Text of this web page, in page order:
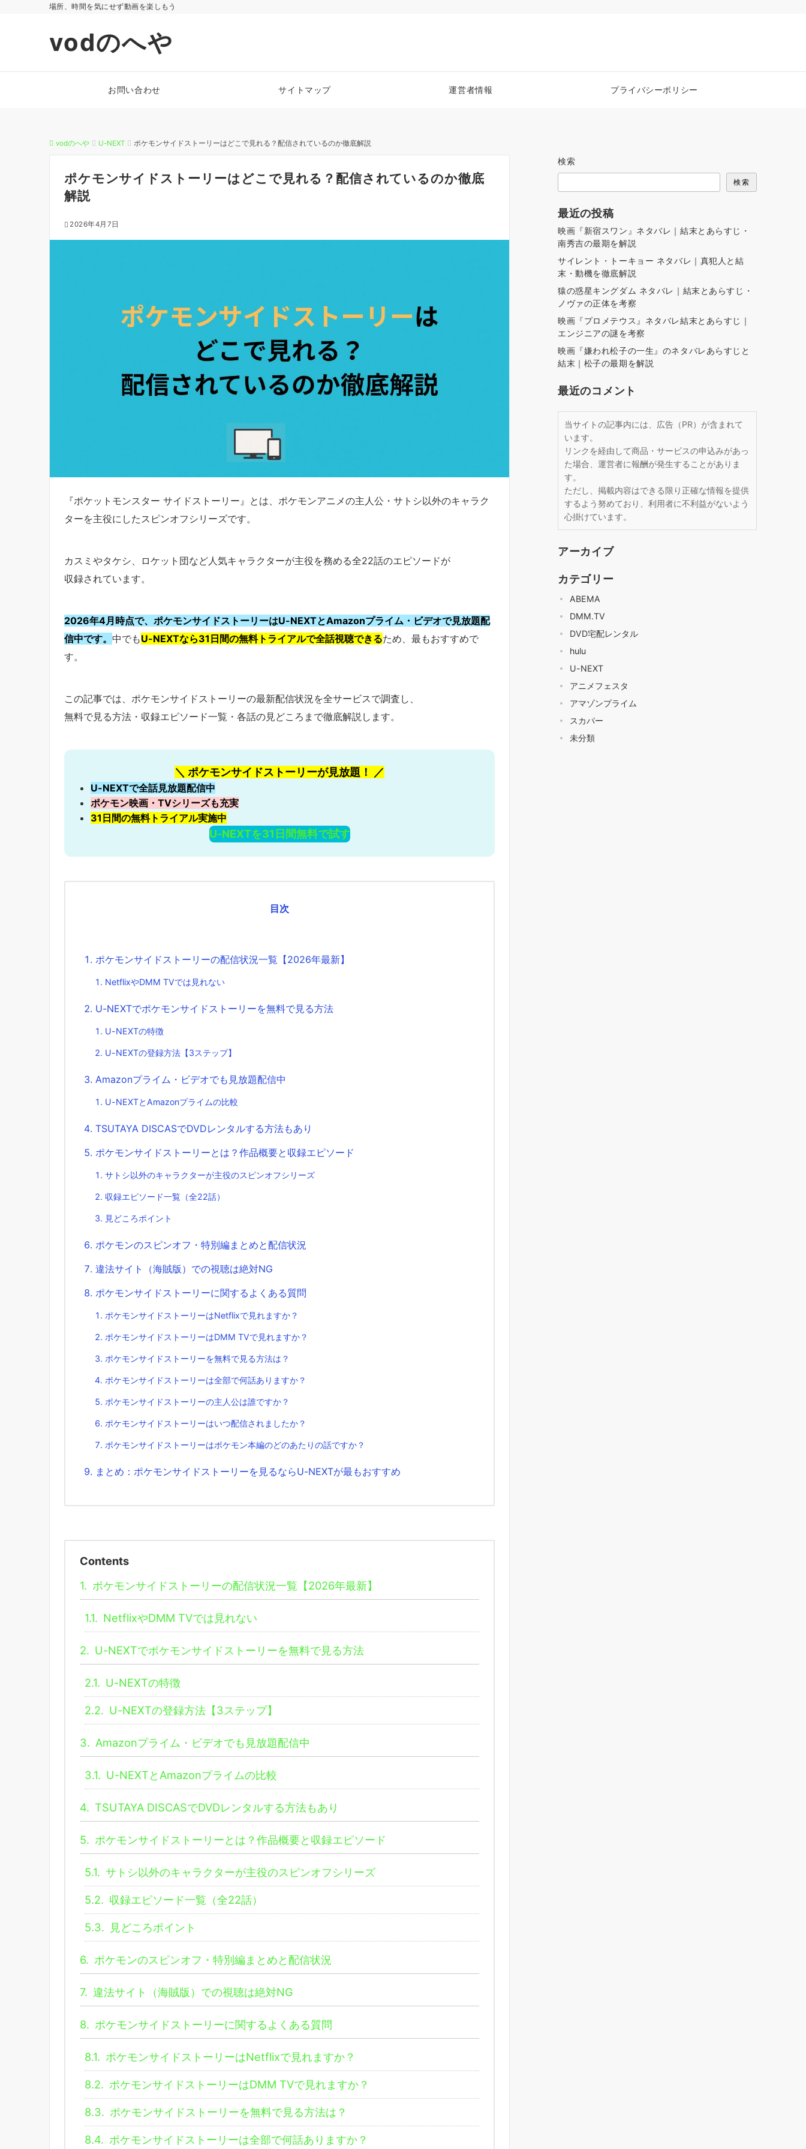
場所、時間を気にせず動画を楽しもう
vodのへや
お問い合わせ サイトマップ 運営者情報 プライバシーポリシー
vodのへや U-NEXT ポケモンサイドストーリーはどこで見れる？配信されているのか徹底解説
ポケモンサイドストーリーはどこで見れる？配信されているのか徹底
解説
2026年4月7日
『ポケットモンスター サイドストーリー』とは、ポケモンアニメの主人公・サトシ以外のキャラク
ターを主役にしたスピンオフシリーズです。
カスミやタケシ、ロケット団など人気キャラクターが主役を務める全22話のエピソードが
収録されています。
2026年4月時点で、ポケモンサイドストーリーはU-NEXTとAmazonプライム・ビデオで見放題配
信中です。 中でもU-NEXTなら31日間の無料トライアルで全話視聴できるため、最もおすすめで
す。
この記事では、ポケモンサイドストーリーの最新配信状況を全サービスで調査し、
無料で見る方法・収録エピソード一覧・各話の見どころまで徹底解説します。
＼ ポケモンサイドストーリーが見放題！ ／
U-NEXTで全話見放題配信中
ポケモン映画・TVシリーズも充実
31日間の無料トライアル実施中
U-NEXTを31日間無料で試す
目次
ポケモンサイドストーリーの配信状況一覧【2026年最新】
NetflixやDMM TVでは見れない
U-NEXTでポケモンサイドストーリーを無料で見る方法
U-NEXTの特徴
U-NEXTの登録方法【3ステップ】
Amazonプライム・ビデオでも見放題配信中
U-NEXTとAmazonプライムの比較
TSUTAYA DISCASでDVDレンタルする方法もあり
ポケモンサイドストーリーとは？作品概要と収録エピソード
サトシ以外のキャラクターが主役のスピンオフシリーズ
収録エピソード一覧（全22話）
見どころポイント
ポケモンのスピンオフ・特別編まとめと配信状況
違法サイト（海賊版）での視聴は絶対NG
ポケモンサイドストーリーに関するよくある質問
ポケモンサイドストーリーはNetflixで見れますか？
ポケモンサイドストーリーはDMM TVで見れますか？
ポケモンサイドストーリーを無料で見る方法は？
ポケモンサイドストーリーは全部で何話ありますか？
ポケモンサイドストーリーの主人公は誰ですか？
ポケモンサイドストーリーはいつ配信されましたか？
ポケモンサイドストーリーはポケモン本編のどのあたりの話ですか？
まとめ：ポケモンサイドストーリーを見るならU-NEXTが最もおすすめ
Contents
1. ポケモンサイドストーリーの配信状況一覧【2026年最新】
1.1. NetflixやDMM TVでは見れない
2. U-NEXTでポケモンサイドストーリーを無料で見る方法
2.1. U-NEXTの特徴
2.2. U-NEXTの登録方法【3ステップ】
3. Amazonプライム・ビデオでも見放題配信中
3.1. U-NEXTとAmazonプライムの比較
4. TSUTAYA DISCASでDVDレンタルする方法もあり
5. ポケモンサイドストーリーとは？作品概要と収録エピソード
5.1. サトシ以外のキャラクターが主役のスピンオフシリーズ
5.2. 収録エピソード一覧（全22話）
5.3. 見どころポイント
6. ポケモンのスピンオフ・特別編まとめと配信状況
7. 違法サイト（海賊版）での視聴は絶対NG
8. ポケモンサイドストーリーに関するよくある質問
8.1. ポケモンサイドストーリーはNetflixで見れますか？
8.2. ポケモンサイドストーリーはDMM TVで見れますか？
8.3. ポケモンサイドストーリーを無料で見る方法は？
8.4. ポケモンサイドストーリーは全部で何話ありますか？
検索
検索
最近の投稿
映画『新宿スワン』ネタバレ｜結末とあらすじ・
南秀吉の最期を解説
サイレント・トーキョー ネタバレ｜真犯人と結
末・動機を徹底解説
猿の惑星キングダム ネタバレ｜結末とあらすじ・
ノヴァの正体を考察
映画『プロメテウス』ネタバレ結末とあらすじ｜
エンジニアの謎を考察
映画『嫌われ松子の一生』のネタバレあらすじと
結末｜松子の最期を解説
最近のコメント
当サイトの記事内には、広告（PR）が含まれて
います。
リンクを経由して商品・サービスの申込みがあっ
た場合、運営者に報酬が発生することがありま
す。
ただし、掲載内容はできる限り正確な情報を提供
するよう努めており、利用者に不利益がないよう
心掛けています。
アーカイブ
カテゴリー
ABEMA
DMM.TV
DVD宅配レンタル
hulu
U-NEXT
アニメフェスタ
アマゾンプライム
スカパー
未分類